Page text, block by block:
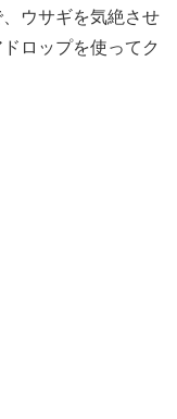
ウサギを気絶させ
ロップを使ってク